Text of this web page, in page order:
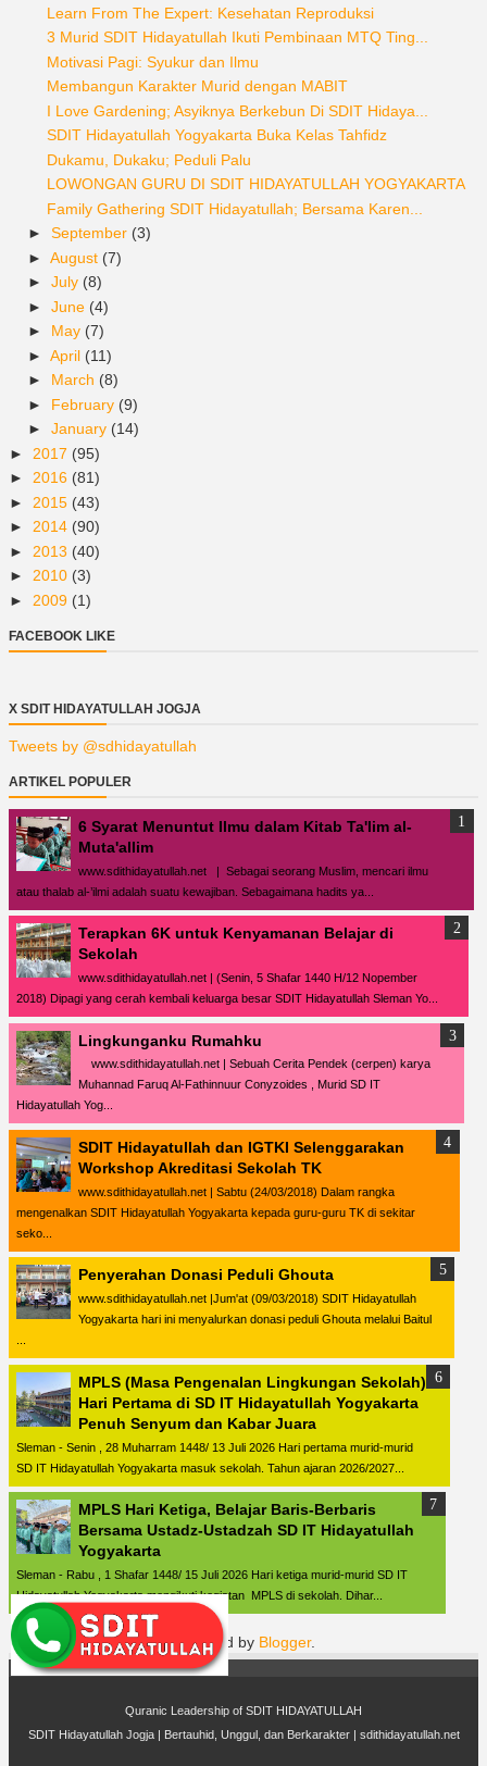
Learn From The Expert: Kesehatan Reproduksi
3 Murid SDIT Hidayatullah Ikuti Pembinaan MTQ Ting...
Motivasi Pagi: Syukur dan Ilmu
Membangun Karakter Murid dengan MABIT
I Love Gardening; Asyiknya Berkebun Di SDIT Hidaya...
SDIT Hidayatullah Yogyakarta Buka Kelas Tahfidz
Dukamu, Dukaku; Peduli Palu
LOWONGAN GURU DI SDIT HIDAYATULLAH YOGYAKARTA
Family Gathering SDIT Hidayatullah; Bersama Karen...
► September (3)
► August (7)
► July (8)
► June (4)
► May (7)
► April (11)
► March (8)
► February (9)
► January (14)
► 2017 (95)
► 2016 (81)
► 2015 (43)
► 2014 (90)
► 2013 (40)
► 2010 (3)
► 2009 (1)
FACEBOOK LIKE
X SDIT HIDAYATULLAH JOGJA
Tweets by @sdhidayatullah
ARTIKEL POPULER
6 Syarat Menuntut Ilmu dalam Kitab Ta'lim al-
Muta'allim
www.sdithidayatullah.net | Sebagai seorang Muslim, mencari ilmu
atau thalab al-’ilmi adalah suatu kewajiban. Sebagaimana hadits ya...
Terapkan 6K untuk Kenyamanan Belajar di
Sekolah
www.sdithidayatullah.net | (Senin, 5 Shafar 1440 H/12 Nopember
2018) Dipagi yang cerah kembali keluarga besar SDIT Hidayatullah Sleman Yo...
Lingkunganku Rumahku
www.sdithidayatullah.net | Sebuah Cerita Pendek (cerpen) karya
Muhannad Faruq Al-Fathinnuur Conyzoides , Murid SD IT
Hidayatullah Yog...
SDIT Hidayatullah dan IGTKI Selenggarakan
Workshop Akreditasi Sekolah TK
www.sdithidayatullah.net | Sabtu (24/03/2018) Dalam rangka
mengenalkan SDIT Hidayatullah Yogyakarta kepada guru-guru TK di sekitar
seko...
Penyerahan Donasi Peduli Ghouta
www.sdithidayatullah.net |Jum'at (09/03/2018) SDIT Hidayatullah
Yogyakarta hari ini menyalurkan donasi peduli Ghouta melalui Baitul
MPLS (Masa Pengenalan Lingkungan Sekolah)
Hari Pertama di SD IT Hidayatullah Yogyakarta
Penuh Senyum dan Kabar Juara
Sleman - Senin , 28 Muharram 1448/ 13 Juli 2026 Hari pertama murid-murid
SD IT Hidayatullah Yogyakarta masuk sekolah. Tahun ajaran 2026/2027...
MPLS Hari Ketiga, Belajar Baris-Berbaris
Bersama Ustadz-Ustadzah SD IT Hidayatullah
Yogyakarta
Sleman - Rabu , 1 Shafar 1448/ 15 Juli 2026 Hari ketiga murid-murid SD IT
Hidayatullah Yogyakarta mengikuti kegiatan MPLS di sekolah. Dihar...
Powered by Blogger.
Quranic Leadership of SDIT HIDAYATULLAH
SDIT Hidayatullah Jogja | Bertauhid, Unggul, dan Berkarakter | sdithidayatullah.net